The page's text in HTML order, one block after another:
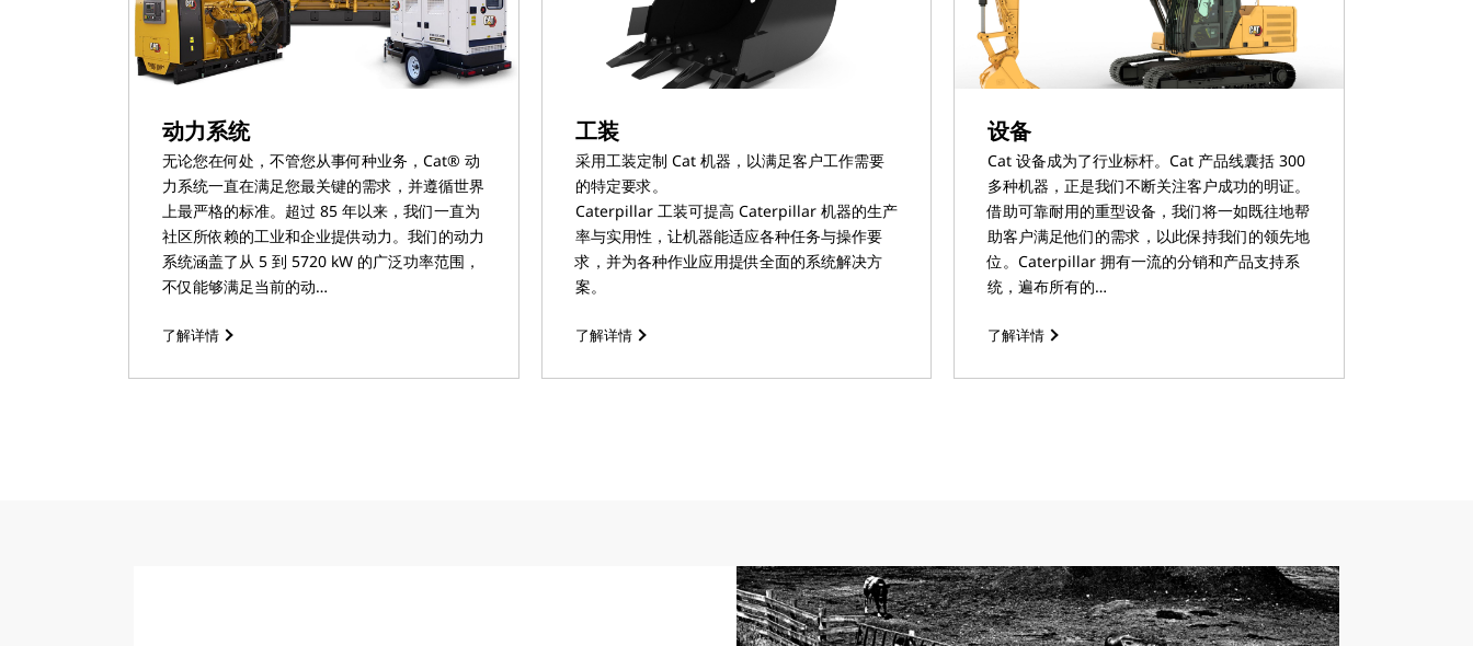
动力系统
无论您在何处，不管您从事何种业务，Cat® 动
力系统一直在满足您最关键的需求，并遵循世界
上最严格的标准。超过 85 年以来，我们一直为
社区所依赖的工业和企业提供动力。我们的动力
系统涵盖了从 5 到 5720 kW 的广泛功率范围，
不仅能够满足当前的动…
了解详情
工装
采用工装定制 Cat 机器，以满足客户工作需要
的特定要求。
Caterpillar 工装可提高 Caterpillar 机器的生产
率与实用性，让机器能适应各种任务与操作要
求，并为各种作业应用提供全面的系统解决方
案。
了解详情
设备
Cat 设备成为了行业标杆。Cat 产品线囊括 300
多种机器，正是我们不断关注客户成功的明证。
借助可靠耐用的重型设备，我们将一如既往地帮
助客户满足他们的需求，以此保持我们的领先地
位。Caterpillar 拥有一流的分销和产品支持系
统，遍布所有的…
了解详情